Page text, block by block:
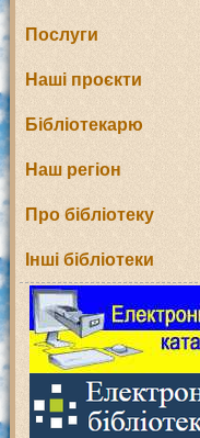
Послуги
Наші проєкти
Бібліотекарю
Наш регіон
Про бібліотеку
Інші бібліотеки